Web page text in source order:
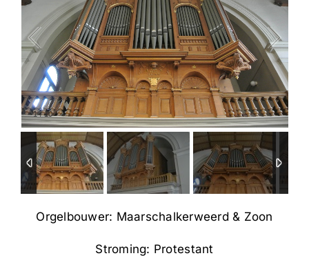
1/10
Orgelbouwer: Maarschalkerweerd & Zoon
Stroming: Protestant